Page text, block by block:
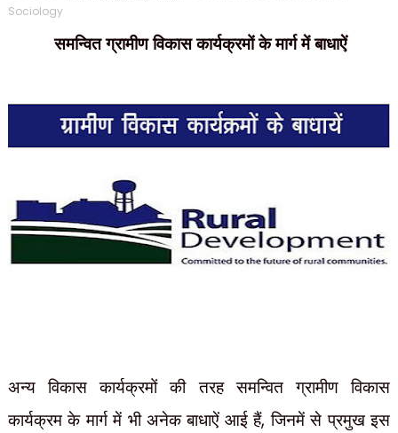
Sociology
समन्वित ग्रामीण विकास कार्यक्रमों के मार्ग में बाधाऐं
अन्य विकास कार्यक्रमों की तरह समन्वित ग्रामीण विकास
कार्यक्रम के मार्ग में भी अनेक बाधाऐं आई हैं,जिनमें से प्रमुख इस